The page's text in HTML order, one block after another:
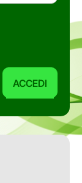
ACCEDI